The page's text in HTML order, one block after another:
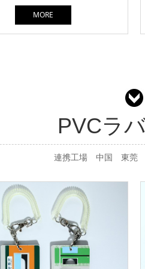
MORE
PVCラ
連携工場 中国 東莞